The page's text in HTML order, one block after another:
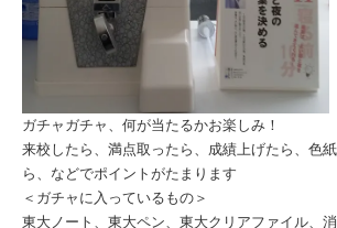
ガチャガチャ、何が当たるかお楽しみ！
来校したら、満点取ったら、成績上げたら、色
ら、などでポイントがたまります
＜ガチャに入っているもの＞
東大ノート、東大ペン、東大クリアファイル、